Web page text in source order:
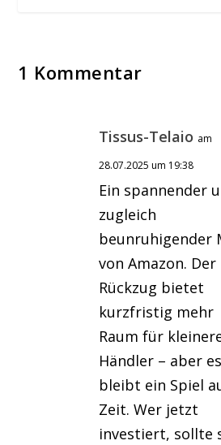
1 Kommentar
Tissus-Telaio am
28.07.2025 um 19:38
Ein spannender
zugleich
beunruhigender
von Amazon. Der
Rückzug bietet
kurzfristig mehr
Raum für
Händler – aber es
bleibt ein Spiel
Zeit. Wer jetzt
investiert, sollte